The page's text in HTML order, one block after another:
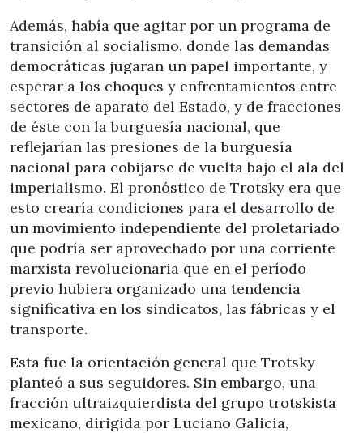
Además, había que agitar por un programa de
transición al socialismo, donde las demandas
democráticas jugaran un papel importante, y
esperar a los choques y enfrentamientos entre
sectores de aparato del Estado, y de fracciones
de éste con la burguesía nacional, que
reflejarían las presiones de la burguesía
nacional para cobijarse de vuelta bajo el ala del
imperialismo. El pronóstico de Trotsky era que
esto crearía condiciones para el desarrollo de
un movimiento independiente del proletariado
que podría ser aprovechado por una corriente
marxista revolucionaria que en el período
previo hubiera organizado una tendencia
significativa en los sindicatos, las fábricas y el
transporte.
Esta fue la orientación general que Trotsky
planteó a sus seguidores. Sin embargo, una
fracción ultraizquierdista del grupo trotskista
mexicano, dirigida por Luciano Galicia,